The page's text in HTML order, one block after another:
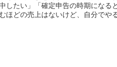
したい」「確定申告の時期になる
ほどの売上はないけど、自分でや